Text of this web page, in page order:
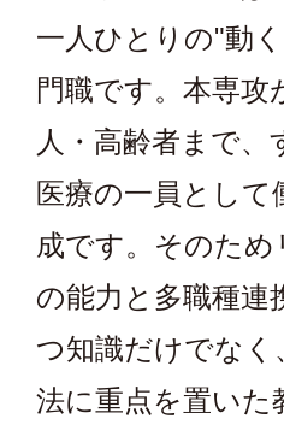
一人ひとりの"動
門職です。本専
人・高齢者まで
医療の一員とし
成です。そのた
の能力と多職種連
つ知識だけでなく
法に重点を置い